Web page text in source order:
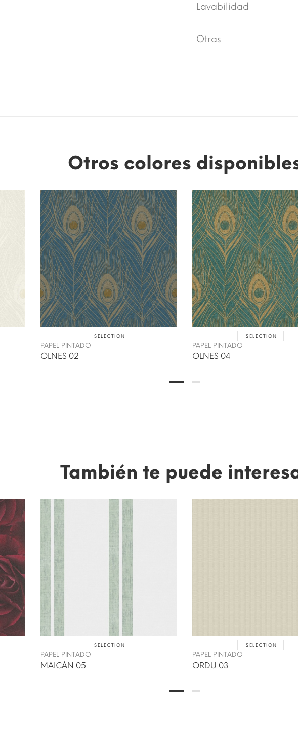
Lavabilidad
Otras
Otros colores
SELECTION
PAPEL PINTADO
OLNES 02
SELECTION
PAPEL PINTADO
OLNES 04
También te puede
SELECTION
PAPEL PINTADO
MAICÁN 05
SELECTION
PAPEL PINTADO
ORDU 03